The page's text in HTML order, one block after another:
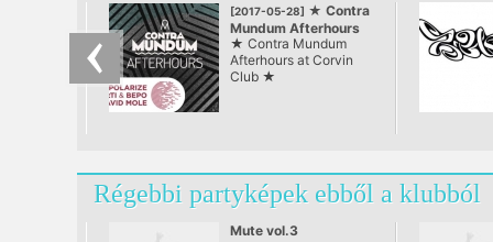
[2017-05-28] ★ Contra
Mundum Afterhours
at Corvin Club ★
★ Contra Mundum
Afterhours at Corvin
Club ★
Régebbi partyképek ebből a klubból
Mute vol.3